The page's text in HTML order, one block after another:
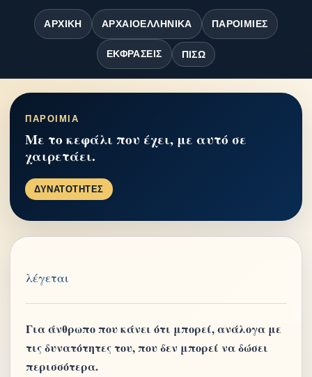
ΑΡΧΙΚΉ ΑΡΧΑΙΟΕΛΛΗΝΙΚΆ ΠΑΡΟΙΜΊΕΣ
ΕΚΦΡΆΣΕΙΣ ΠΊΣΩ
ΠΑΡΟΙΜΙΑ
Με το κεφάλι που έχει, με αυτό σε
χαιρετάει.
ΔΥΝΑΤΟΤΗΤΕΣ
λέγεται
Για άνθρωπο που κάνει ότι μπορεί, ανάλογα με
τις δυνατότητες του, που δεν μπορεί να δώσει
περισσότερα.